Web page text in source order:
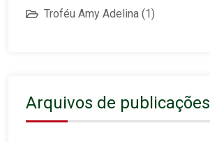
Troféu Amy Adelina (1)
Arquivos de publicações